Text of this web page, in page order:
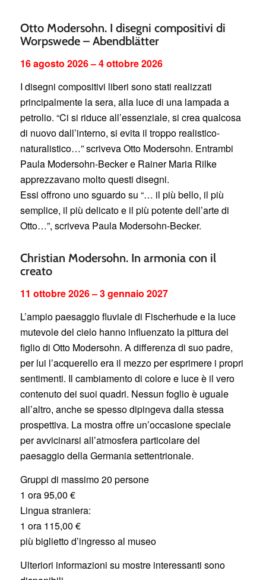
Otto Modersohn. I disegni compositivi di
Worpswede – Abendblätter
16 agosto 2026 – 4 ottobre 2026
I disegni compositivi liberi sono stati realizzati
principalmente la sera, alla luce di una lampada a
petrolio. “Ci si riduce all’essenziale, si crea qualcosa
di nuovo dall’interno, si evita il troppo realistico-
naturalistico…” scriveva Otto Modersohn. Entrambi
Paula Modersohn-Becker e Rainer Maria Rilke
apprezzavano molto questi disegni.
Essi offrono uno sguardo su “… il più bello, il più
semplice, il più delicato e il più potente dell’arte di
Otto…”, scriveva Paula Modersohn-Becker.
Christian Modersohn. In armonia con il
creato
11 ottobre 2026 – 3 gennaio 2027
L’ampio paesaggio fluviale di Fischerhude e la luce
mutevole del cielo hanno influenzato la pittura del
figlio di Otto Modersohn. A differenza di suo padre,
per lui l’acquerello era il mezzo per esprimere i propri
sentimenti. Il cambiamento di colore e luce è il vero
contenuto dei suoi quadri. Nessun foglio è uguale
all’altro, anche se spesso dipingeva dalla stessa
prospettiva. La mostra offre un’occasione speciale
per avvicinarsi all’atmosfera particolare del
paesaggio della Germania settentrionale.
Gruppi di massimo 20 persone
1 ora 95,00 €
Lingua straniera:
1 ora 115,00 €
più biglietto d’ingresso al museo
Ulteriori informazioni su mostre interessanti sono